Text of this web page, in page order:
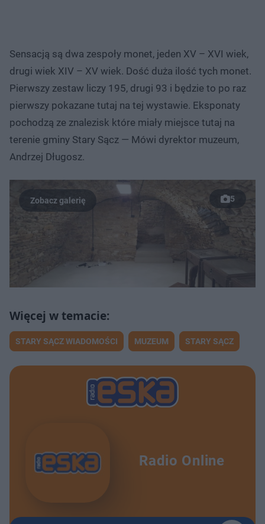
Sensacją są dwa zespoły monet, jeden XV – XVI wiek,
drugi wiek XIV – XV wiek. Dość duża ilość tych monet.
Pierwszy zestaw liczy 195, drugi 93 i będzie to po raz
pierwszy pokazane tutaj na tej wystawie. Eksponaty
pochodzą ze znalezisk które miały miejsce tutaj na
terenie gminy Stary Sącz — Mówi dyrektor muzeum,
Andrzej Długosz.
5
STARY SĄCZ WIADOMOŚCI MUZEUM STARY SĄCZ
Radio Online